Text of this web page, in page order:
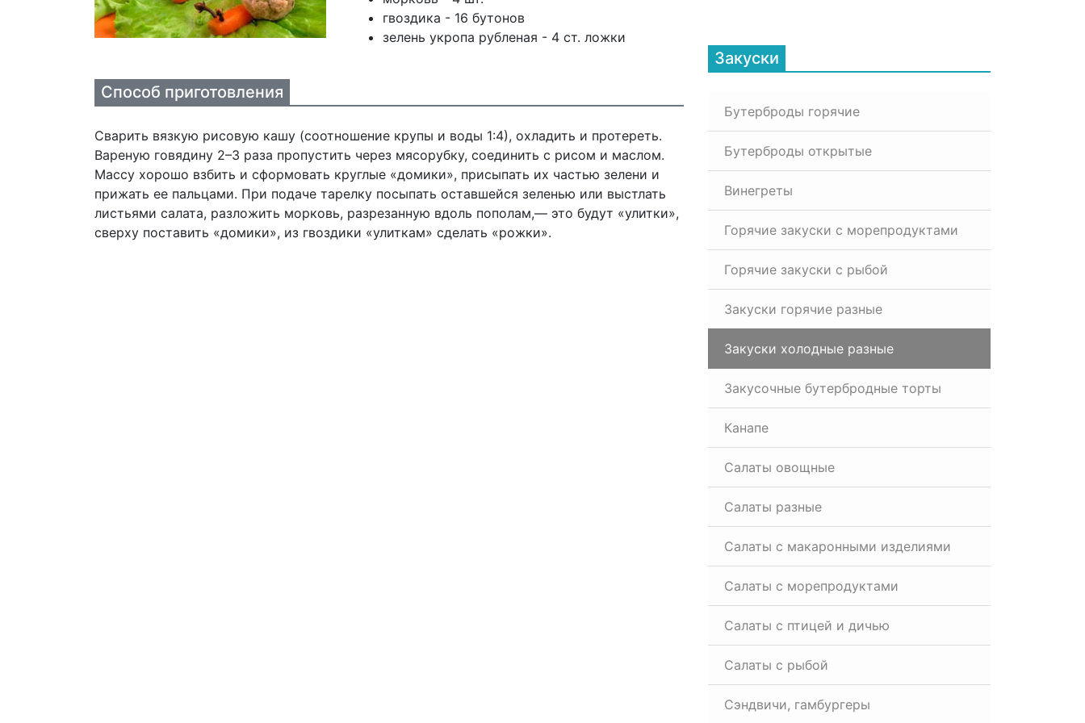
гвоздика - 16 бутонов
зелень укропа рубленая - 4 ст. ложки
Способ приготовления
Сварить вязкую рисовую кашу (соотношение крупы и воды 1:4), охладить и протереть.
Вареную говядину 2–3 раза пропустить через мясорубку, соединить с рисом и маслом.
Массу хорошо взбить и сформовать круглые «домики», присыпать их частью зелени и
прижать ее пальцами. При подаче тарелку посыпать оставшейся зеленью или выстлать
листьями салата, разложить морковь, разрезанную вдоль пополам,— это будут «улитки»,
сверху поставить «домики», из гвоздики «улиткам» сделать «рожки».
Закуски
Бутерброды горячие
Бутерброды открытые
Винегреты
Горячие закуски с морепродуктами
Горячие закуски с рыбой
Закуски горячие разные
Закуски холодные разные
Закусочные бутербродные торты
Канапе
Салаты овощные
Салаты разные
Салаты с макаронными изделиями
Салаты с морепродуктами
Салаты с птицей и дичью
Салаты с рыбой
Сэндвичи, гамбургеры